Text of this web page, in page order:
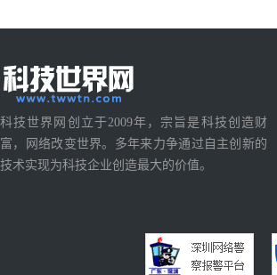
科技世界网创立于2009年，宗旨是科技创造财
富，网络改变世界。多年来力争通过自主创新的
技术实现为科技企业创造最大的价值。